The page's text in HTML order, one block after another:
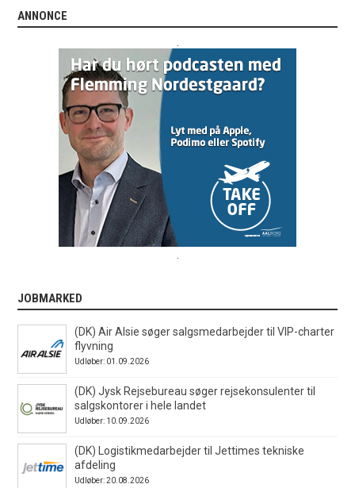
ANNONCE
JOBMARKED
(DK) Air Alsie søger salgsmedarbejder til VIP-charter
flyvning
Udløber: 01.09.2026
(DK) Jysk Rejsebureau søger rejsekonsulenter til
salgskontorer i hele landet
Udløber: 10.09.2026
(DK) Logistikmedarbejder til Jettimes tekniske
afdeling
Udløber: 20.08.2026